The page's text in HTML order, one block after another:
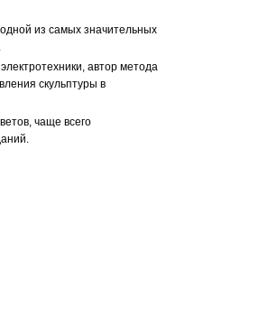
из самых значительных
автор метода
скульптуры в
чаще всего